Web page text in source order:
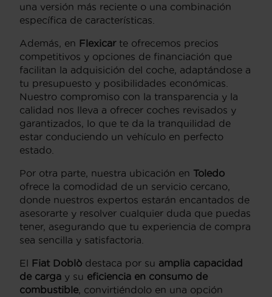
una versión más reciente o una combinación
específica de características.
Además, en Flexicarte ofrecemos precios
competitivos y opciones de financiación que
facilitan la adquisición del coche, adaptándose a
tu presupuesto y posibilidades económicas.
Nuestro compromiso con la transparencia y la
calidad nos lleva a ofrecer coches revisados y
garantizados, lo que te da la tranquilidad de
estar conduciendo un vehículo en perfecto
estado.
Por otra parte, nuestra ubicación en Toledo
ofrece la comodidad de un servicio cercano,
donde nuestros expertos estarán encantados de
asesorarte y resolver cualquier duda que puedas
tener, asegurando que tu experiencia de compra
sea sencilla y satisfactoria.
El Fiat Doblò destaca por su amplia capacidad
de carga y su eficiencia en consumo de
combustible, convirtiéndolo en una opción